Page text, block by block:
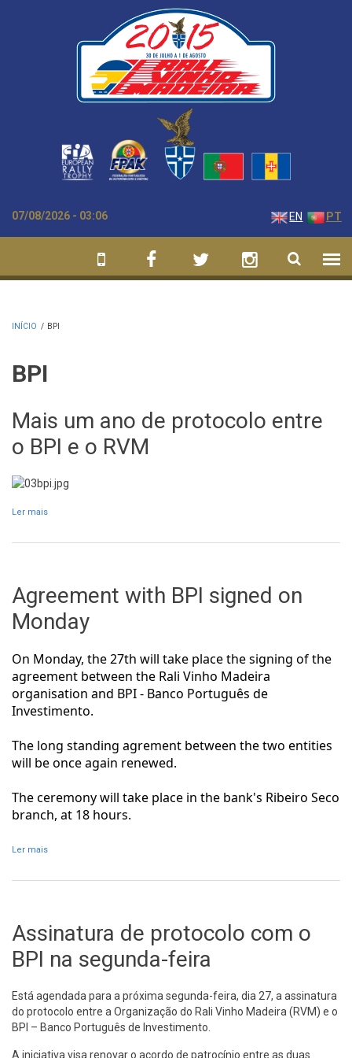
Passar para o conteúdo principal
07/08/2026 - 03:06 EN PT
INÍCIO / BPI
BPI
Mais um ano de protocolo entre
o BPI e o RVM
Ler mais
Agreement with BPI signed on
Monday
On Monday, the 27th will take place the signing of the
agreement between the Rali Vinho Madeira
organisation and BPI - Banco Português de
Investimento.
The long standing agrement between the two entities
will be once again renewed.
The ceremony will take place in the bank's Ribeiro Seco
branch, at 18 hours.
Ler mais
Assinatura de protocolo com o
BPI na segunda-feira
Está agendada para a próxima segunda-feira, dia 27, a assinatura
do protocolo entre a Organização do Rali Vinho Madeira (RVM) e o
BPI – Banco Português de Investimento.
A iniciativa visa renovar o acordo de patrocínio entre as duas